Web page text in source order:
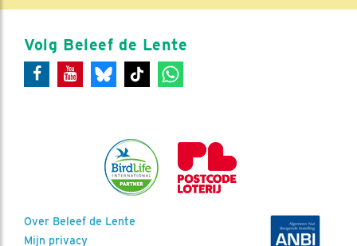
Volg Beleef de Lente
Over Beleef de Lente
Mijn privacy